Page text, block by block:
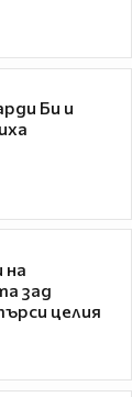
Би и
на
зад
целия